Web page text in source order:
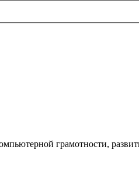
грамотности,